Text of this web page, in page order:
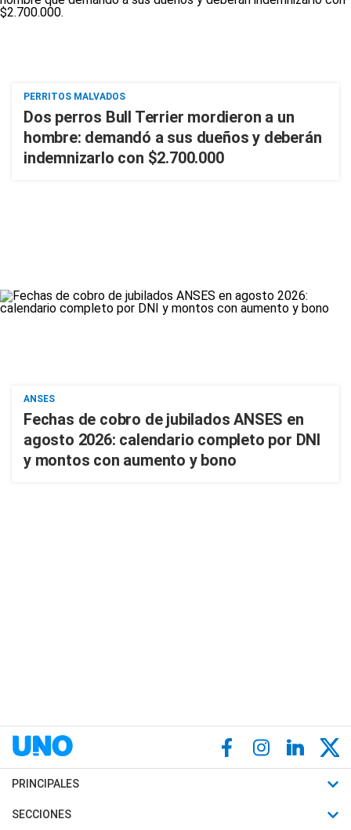
PERRITOS MALVADOS
Dos perros Bull Terrier mordieron a un
hombre: demandó a sus dueños y deberán
indemnizarlo con $2.700.000
ANSES
Fechas de cobro de jubilados ANSES en
agosto 2026: calendario completo por DNI
y montos con aumento y bono
PRINCIPALES
Últimas Noticias
SECCIONES